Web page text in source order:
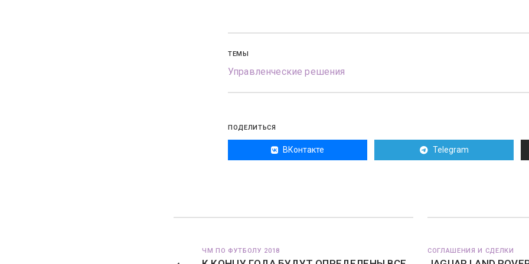
ТЕМЫ
Управленческие решения
ПОДЕЛИТЬСЯ
ВКонтакте Telegram
ЧМ ПО ФУТБОЛУ 2018 СОГЛАШЕНИЯ И СДЕЛКИ